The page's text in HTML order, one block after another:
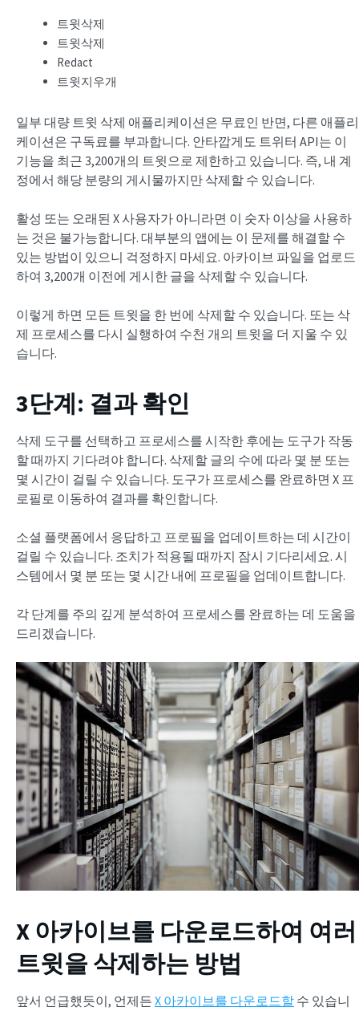
트윗삭제
트윗삭제
Redact
트윗지우개
일부 대량 트윗 삭제 애플리케이션은 무료인 반면, 다른 애플리
케이션은 구독료를 부과합니다. 안타깝게도 트위터 API는 이
기능을 최근 3,200개의 트윗으로 제한하고 있습니다. 즉, 내 계
정에서 해당 분량의 게시물까지만 삭제할 수 있습니다.
활성 또는 오래된 X 사용자가 아니라면 이 숫자 이상을 사용하
는 것은 불가능합니다. 대부분의 앱에는 이 문제를 해결할 수
있는 방법이 있으니 걱정하지 마세요. 아카이브 파일을 업로드
하여 3,200개 이전에 게시한 글을 삭제할 수 있습니다.
이렇게 하면 모든 트윗을 한 번에 삭제할 수 있습니다. 또는 삭
제 프로세스를 다시 실행하여 수천 개의 트윗을 더 지울 수 있
습니다.
3단계: 결과 확인
삭제 도구를 선택하고 프로세스를 시작한 후에는 도구가 작동
할 때까지 기다려야 합니다. 삭제할 글의 수에 따라 몇 분 또는
몇 시간이 걸릴 수 있습니다. 도구가 프로세스를 완료하면 X 프
로필로 이동하여 결과를 확인합니다.
소셜 플랫폼에서 응답하고 프로필을 업데이트하는 데 시간이
걸릴 수 있습니다. 조치가 적용될 때까지 잠시 기다리세요. 시
스템에서 몇 분 또는 몇 시간 내에 프로필을 업데이트합니다.
각 단계를 주의 깊게 분석하여 프로세스를 완료하는 데 도움을
드리겠습니다.
X 아카이브를 다운로드하여 여러
트윗을 삭제하는 방법
앞서 언급했듯이, 언제든 X 아카이브를 다운로드할 수 있습니